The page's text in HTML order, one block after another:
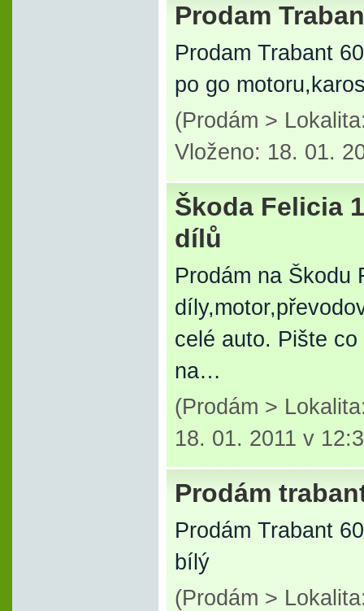
Prodam
Prodam Trabant
po go
(Prodám >
Vloženo: 18. 01.
Škoda Felicia
dílů
Prodám na Škodu
celé auto. Pište
na…
(Prodám >
18. 01. 2011 v
Prodám
Prodám Trabant
bílý
(Prodám >